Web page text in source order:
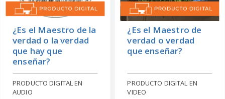
¿Es el Maestro de la
verdad o la verdad
que hay que
enseñar?
PRODUCTO DIGITAL EN
AUDIO
¿Es el Maestro de
verdad o verdad
que enseñar?
PRODUCTO DIGITAL EN
VIDEO